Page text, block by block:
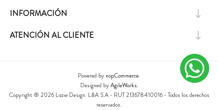
INFORMACIÓN
ATENCIÓN AL CLIENTE
Powered by nopCommerce.
Designed byAgileWorks.
Copyright ® 2026 Lizzie Design. L&A S.A - RUT 213678410016 - Todos los derechos
reservados.